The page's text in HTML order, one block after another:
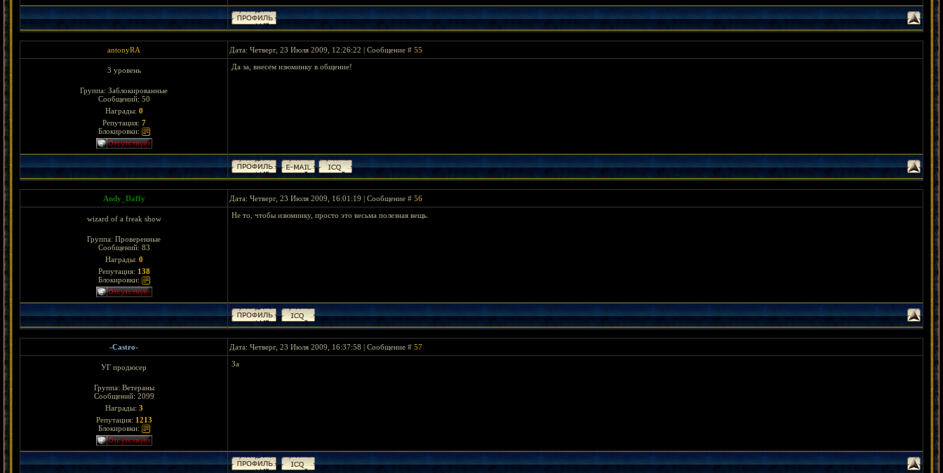
antonyRA Дата: Четверг, 23 Июля 2009, 12:26:22 | Сообщение # 55
3 уровень
Группа: Заблокированные
Сообщений: 50
Награды: 0
Репутация: 7
Блокировки:
Да за, внесем изюминку в общение!
Andy_Daffy Дата: Четверг, 23 Июля 2009, 16:01:19 | Сообщение # 56
wizard of a freak show
Группа: Проверенные
Сообщений: 83
Награды: 0
Репутация: 138
Блокировки:
Не то, чтобы изюминку, просто это весьма полезная вещь.
-Castro- Дата: Четверг, 23 Июля 2009, 16:37:58 | Сообщение # 57
УГ продюсер
Группа: Ветераны
Сообщений: 2099
Награды: 3
Репутация: 1213
Блокировки:
За